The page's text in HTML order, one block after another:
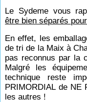
Le Sydeme vous
être bien séparés
En effet, les
de tri de la Maix à
pas reconnus par la
Malgré les
technique reste
PRIMORDIAL de NE
les autres !